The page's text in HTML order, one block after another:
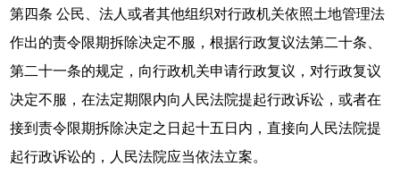
第四条 公民、法人或者其他组织对行政机关依照土地管理法
作出的责令限期拆除决定不服，根据行政复议法第二十条、
第二十一条的规定，向行政机关申请行政复议，对行政复议
决定不服，在法定期限内向人民法院提起行政诉讼，或者在
接到责令限期拆除决定之日起十五日内，直接向人民法院提
起行政诉讼的，人民法院应当依法立案。